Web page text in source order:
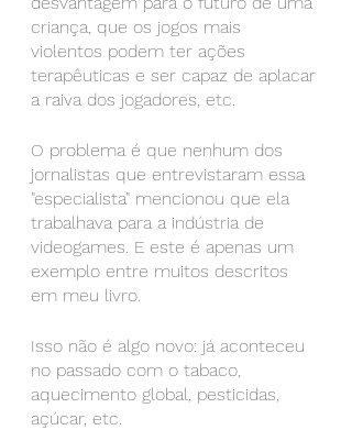
criança, que os jogos mais
violentos podem ter ações
terapêuticas e ser capaz de aplacar
a raiva dos jogadores, etc.
O problema é que nenhum dos
jornalistas que entrevistaram essa
"especialista" mencionou que ela
trabalhava para a indústria de
videogames. E este é apenas um
exemplo entre muitos descritos
em meu livro.
Isso não é algo novo: já aconteceu
no passado com o tabaco,
aquecimento global, pesticidas,
açúcar, etc.